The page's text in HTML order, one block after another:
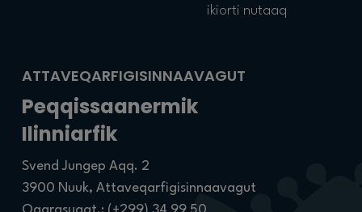
ATTAVEQARFIGISINNAAVAGUT
Peqqissaanermik
Ilinniarfik
Svend Jungep Aqq. 2
3900 Nuuk, Attaveqarfigisinnaavagut
ikiorti nutaaq